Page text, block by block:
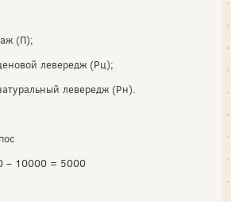
(П);
левередж (Рц);
левередж (Рн).
– 10000 = 5000